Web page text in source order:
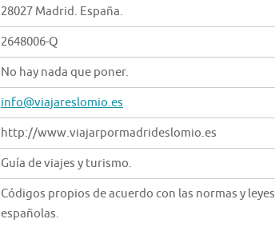
28027 Madrid. España.
2648006-Q
No hay nada que poner.
info@viajareslomio.es
http://www.viajarpormadrideslomio.es
Guía de viajes y turismo.
Códigos propios de acuerdo con las normas y leyes
españolas.